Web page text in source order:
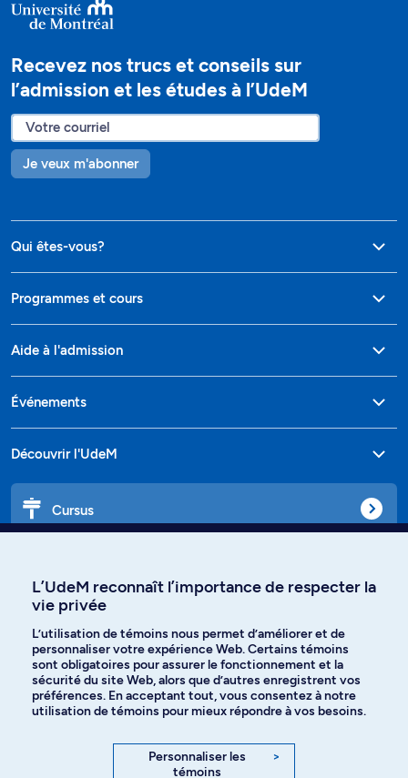
Recevez nos trucs et conseils sur
l’admission et les études à l’UdeM
Je veux m'abonner
Qui êtes-vous?
Programmes et cours
Aide à l'admission
Événements
Découvrir l'UdeM
Cursus
Langues
Facebook Instagram
YouTube
L’UdeM reconnaît l’importance de respecter la
vie privée
L’utilisation de témoins nous permet d’améliorer et de
personnaliser votre expérience Web. Certains témoins
sont obligatoires pour assurer le fonctionnement et la
sécurité du site Web, alors que d’autres enregistrent vos
préférences. En acceptant tout, vous consentez à notre
utilisation de témoins pour mieux répondre à vos besoins.
Personnaliser les
témoins
>